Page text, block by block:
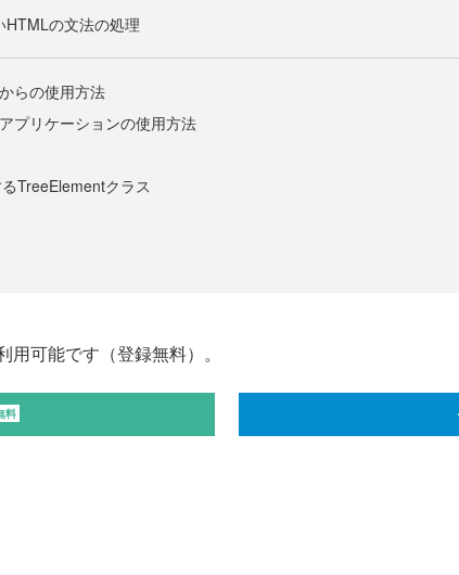
の文法の処理
らの使用方法
プリケーションの使用方法
TreeElementクラス
可能です（登録無料）。
料